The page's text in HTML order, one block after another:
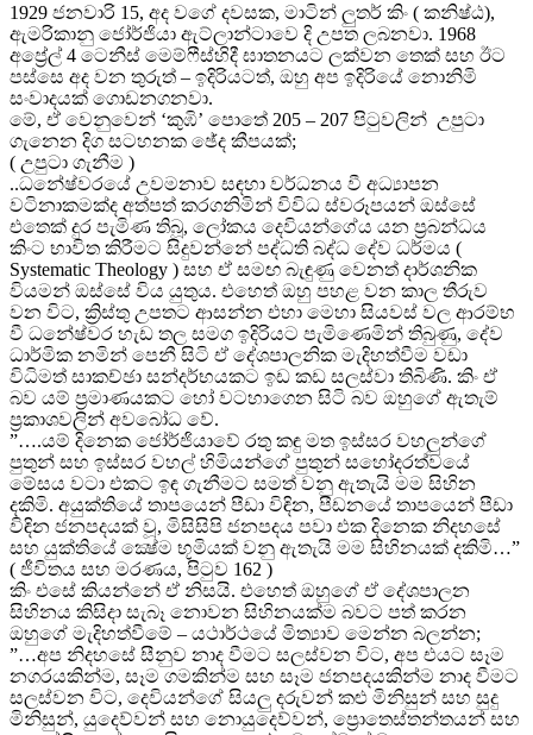
King!!
1929 ජනවාරි 15, අද වගේ දවසක, මාටින් ලුතර් කිං ( කනිෂ්ඨ),
ඇමරිකානු ජෝර්ජියා ඇට්ලාන්ටාවෙ දි උපත ලබනවා. 1968
අප්‍රේල් 4 ටෙනීස් මෙම්ෆීස්හිදී ඝාතනයට ලක්වන තෙක් සහ ඊට
පස්සෙ අද වන තුරුත් – ඉදිරියටත්, ඔහු අප ඉදිරියේ නොනිමි
සංවාදයක් ගොඩනගනවා.
මේ, ඒ වෙනුවෙන් ‘කුඹි’ පොතේ 205 – 207 පිටුවලින් උපුටා
ගැනෙන දිග සටහනක ඡේද කීපයක්;
( උපුටා ගැනීම )
..ධනේෂ්වරයේ උවමනාව සඳහා වර්ධනය වී අධ්‍යාපන
වටිනාකමක්ද අත්පත් කරගනිමින් විවිධ ස්වරූපයන් ඔස්සේ
එතෙක් දුර පැමිණ තිබූ, ලෝකය දෙවියන්ගේය යන ප්‍රබන්ධය
කිංට භාවිත කිරීමට සිදුවන්නේ පද්ධති බද්ධ දේව ධර්මය (
Systematic Theology ) සහ ඒ සමඟ බැඳුණු වෙනත් දාර්ශනික
වියමන් ඔස්සේ විය යුතුය. එහෙත් ඔහු පහළ වන කාල තීරුව
වන විට, ක්‍රිස්තු උපතට ආසන්න එහා මෙහා සියවස් වල ආරම්භ
වී ධනේෂ්වර හැඩ තල සමග ඉදිරියට පැමිණෙමින් තිබුණු, දේව
ධාර්මික නමින් පෙනී සිටි ඒ දේශපාලනික මැදිහත්වීම වඩා
විධිමත් සාකච්ඡා සන්දර්භයකට ඉඩ කඩ සලස්වා තිබිණි. කිං ඒ
බව යම් ප්‍රමාණයකට හෝ වටහාගෙන සිටි බව ඔහුගේ ඇතැම්
ප්‍රකාශවලින් අවබෝධ වේ.
”….යම් දිනෙක ජෝර්ජියාවේ රතු කඳු මත ඉස්සර වහලුන්ගේ
පුතුන් සහ ඉස්සර වහල් හිමියන්ගේ පුතුන් සහෝදරත්වයේ
මේසය වටා එකට ඉඳ ගැනීමට සමත් වනු ඇතැයි මම සිහින
දකිමි. අයුක්තියේ තාපයෙන් පීඩා විඳින, පීඩනයේ තාපයෙන් පීඩා
විඳින ජනපදයක් වූ, මිසිසිපි ජනපදය පවා එක දිනෙක නිදහසේ
සහ යුක්තියේ ක්‍ෂේම භූමියක් වනු ඇතැයි මම සිහිනයක් දකිමි…”
( ජීවිතය සහ මරණය, පිටුව 162 )
කිං එසේ කියන්නේ ඒ නිසයි. එහෙත් ඔහුගේ ඒ දේශපාලන
සිහිනය කිසිදා සැබෑ නොවන සිහිනයක්ම බවට පත් කරන
ඔහුගේ මැදිහත්වීමේ – යථාර්ථයේ මිත්‍යාව මෙන්න බලන්න;
”…අප නිදහසේ සීනුව නාද වීමට සලස්වන විට, අප එයට සෑම
නගරයකින්ම, සෑම ගමකින්ම සහ සෑම ජනපදයකින්ම නාද වීමට
සලස්වන විට, දෙවියන්ගේ සියලු දරුවන් කළු මිනිසුන් සහ සුදු
මිනිසුන්, යුදෙව්වන් සහ නොයුදෙව්වන්, ප්‍රොතෙස්තන්තයන් සහ